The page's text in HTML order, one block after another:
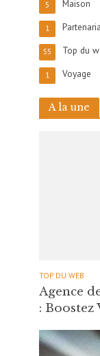
Maison
5
1
Top du
55
Voyage
1
A la une
TOP DU WEB
Agence
: